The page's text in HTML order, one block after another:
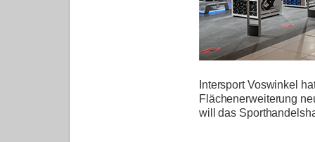
Intersport Voswinkel
Flächenerweiterung
will das